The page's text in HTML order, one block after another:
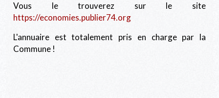
Vous le trouverez sur le site
https://economies.publier74.org
L'annuaire est totalement pris en charge par la
Commune !